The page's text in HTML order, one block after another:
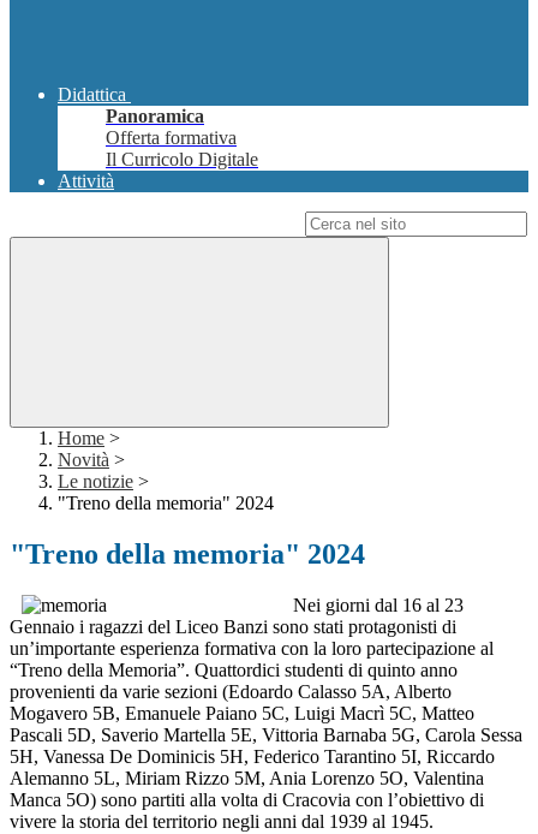
Didattica
Panoramica
Offerta formativa
Il Curricolo Digitale
Attività
Home >
Novità >
Le notizie >
"Treno della memoria" 2024
"Treno della memoria" 2024
Nei giorni dal 16 al 23
Gennaio i ragazzi del Liceo Banzi sono stati protagonisti di
un’importante esperienza formativa con la loro partecipazione al
“Treno della Memoria”. Quattordici studenti di quinto anno
provenienti da varie sezioni (Edoardo Calasso 5A, Alberto
Mogavero 5B, Emanuele Paiano 5C, Luigi Macrì 5C, Matteo
Pascali 5D, Saverio Martella 5E, Vittoria Barnaba 5G, Carola Sessa
5H, Vanessa De Dominicis 5H, Federico Tarantino 5I, Riccardo
Alemanno 5L, Miriam Rizzo 5M, Ania Lorenzo 5O, Valentina
Manca 5O) sono partiti alla volta di Cracovia con l’obiettivo di
vivere la storia del territorio negli anni dal 1939 al 1945.